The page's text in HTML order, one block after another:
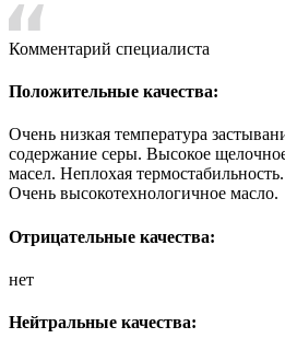
Комментарий специалиста
Положительные качества:
Очень низкая температура
содержание серы. Высокое
масел. Неплохая
Очень высокотехнологичное масло.
Отрицательные качества:
нет
Нейтральные качества: